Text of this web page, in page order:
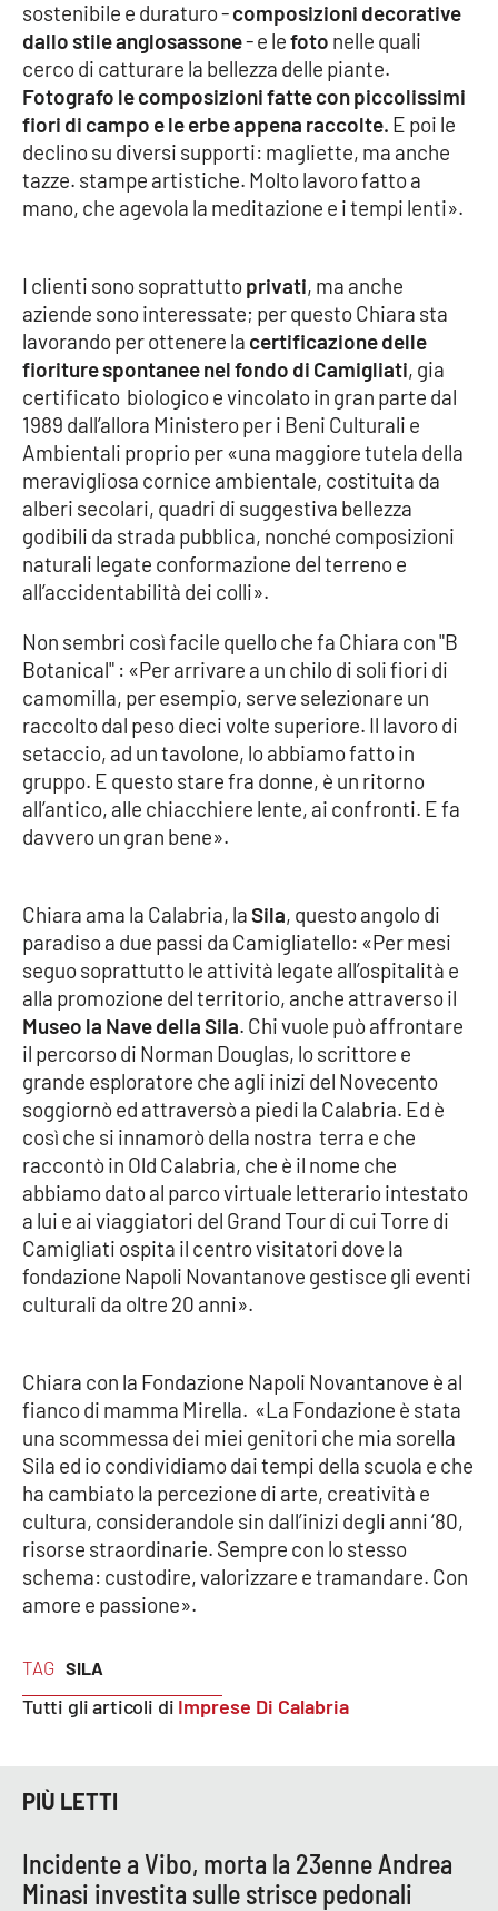
SPECIALI
Buona Sanità Calabria
LA
CALABRIAVISIONE
Destinazioni
Food
Storie
LAC
NETWORK
Lacplay.it
Lactv.it
Lacitymag.it
Lacapitalenews.it
Ilreggino.it
Cosenzachannel.it
Ilvibonese.it
Catanzarochannel.it
APP
Android
Apple
TAG SILA
Tutti gli articoli di Imprese Di Calabria
sostenibile e duraturo -composizioni decorative
dallo stile anglosassone- e lefoto nelle quali
cerco di catturare la bellezza delle piante.
Fotografo le composizioni fatte con piccolissimi
fiori di campo e le erbe appena raccolte. E poi le
declino su diversi supporti: magliette, ma anche
tazze. stampe artistiche. Molto lavoro fatto a
mano, che agevola la meditazione e i tempi lenti».
I clienti sono soprattuttoprivati, ma anche
aziende sono interessate; per questo Chiara sta
lavorando per ottenere la certificazione delle
fioriture spontanee nel fondo di Camigliati, gia
certificato biologico e vincolato in gran parte dal
1989 dall’allora Ministero per i Beni Culturali e
Ambientali proprio per «una maggiore tutela della
meravigliosa cornice ambientale, costituita da
alberi secolari, quadri di suggestiva bellezza
godibili da strada pubblica, nonché composizioni
naturali legate conformazione del terreno e
all’accidentabilità dei colli».
Non sembri così facile quello che fa Chiara con "B
Botanical" : «Per arrivare a un chilo di soli fiori di
camomilla, per esempio, serve selezionare un
raccolto dal peso dieci volte superiore. Il lavoro di
setaccio, ad un tavolone, lo abbiamo fatto in
gruppo. E questo stare fra donne, è un ritorno
all’antico, alle chiacchiere lente, ai confronti. E fa
davvero un gran bene».
Chiara ama la Calabria, laSila, questo angolo di
paradiso a due passi da Camigliatello: «Per mesi
seguo soprattutto le attività legate all’ospitalità e
alla promozione del territorio, anche attraverso il
Museo la Nave della Sila. Chi vuole può affrontare
il percorso di Norman Douglas, lo scrittore e
grande esploratore che agli inizi del Novecento
soggiornò ed attraversò a piedi la Calabria. Ed è
così che si innamorò della nostra terra e che
raccontò in Old Calabria, che è il nome che
abbiamo dato al parco virtuale letterario intestato
a lui e ai viaggiatori del Grand Tour di cui Torre di
Camigliati ospita il centro visitatori dove la
fondazione Napoli Novantanove gestisce gli eventi
culturali da oltre 20 anni».
Chiara con la Fondazione Napoli Novantanove è al
fianco di mamma Mirella. «La Fondazione è stata
una scommessa dei miei genitori che mia sorella
Sila ed io condividiamo dai tempi della scuola e che
ha cambiato la percezione di arte, creatività e
cultura, considerandole sin dall’inizi degli anni ‘80,
risorse straordinarie. Sempre con lo stesso
schema: custodire, valorizzare e tramandare. Con
amore e passione».
PIÙ LETTI
Incidente a Vibo, morta la 23enne Andrea
Minasi investita sulle strisce pedonali